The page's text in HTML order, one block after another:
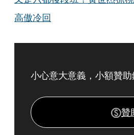
高傲冷回
小心意大意義，小額贊助
贊